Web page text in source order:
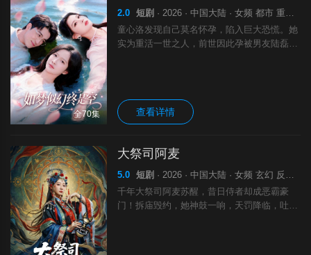
全70集
2.0 短剧 · 2026 · 中国大陆 · 女频 都市 重生 剧
童心洛发现自己莫名怀孕，陷入巨大恐慌。她
实为重活一世之人，前世因此孕被男友陆磊
ot;意外怀孕&amp;quot;可能是一场精心设计
的阴谋，她决心不再逃避，势必讨回公道，正
面反击。
查看详情
大祭司阿麦
5.0 短剧 · 2026 · 中国大陆 · 女频 玄幻 反转 剧
千年大祭司阿麦苏醒，昔日侍者却成恶霸豪
门！拆庙毁约，她神鼓一响，天罚降临，吐